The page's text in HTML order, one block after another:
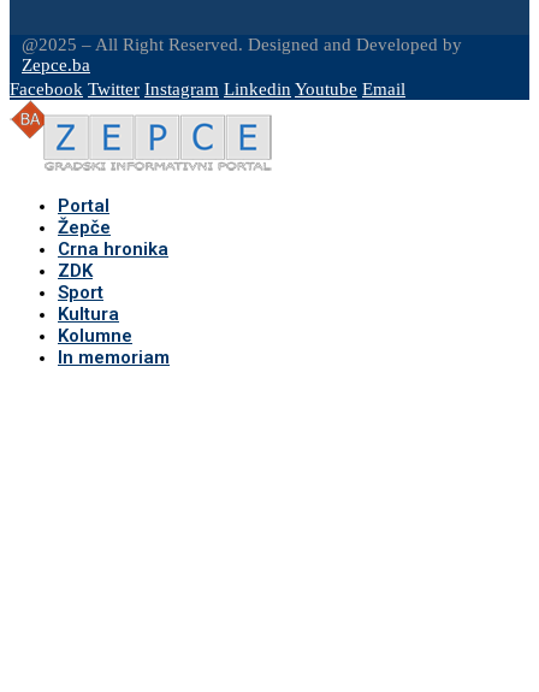
@2025 – All Right Reserved. Designed and Developed by
Zepce.ba
Facebook Twitter Instagram Linkedin Youtube Email
Portal
Žepče
Crna hronika
ZDK
Sport
Kultura
Kolumne
In memoriam